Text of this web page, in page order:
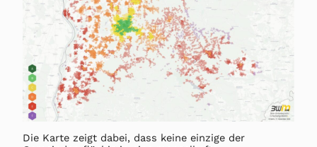
Die Karte zeigt dabei, dass keine einzige der